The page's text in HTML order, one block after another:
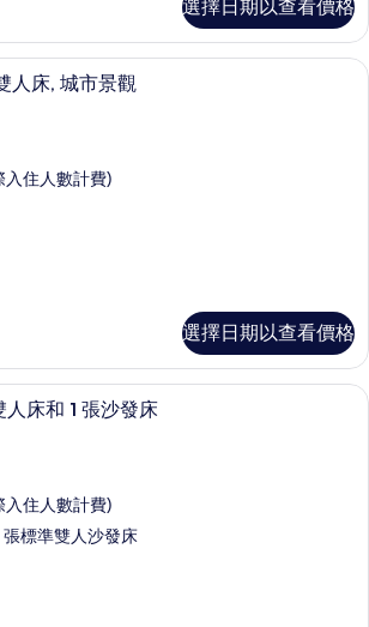
選擇日期以查看價格
高級寢具、迷你吧、客房內保險箱、書
人床, 城市景觀
入住人數計費)
選擇日期以查看價格
高級寢具、迷你吧、客房內保險箱、書
人床和 1 張沙發床
入住人數計費)
張標準雙人沙發床